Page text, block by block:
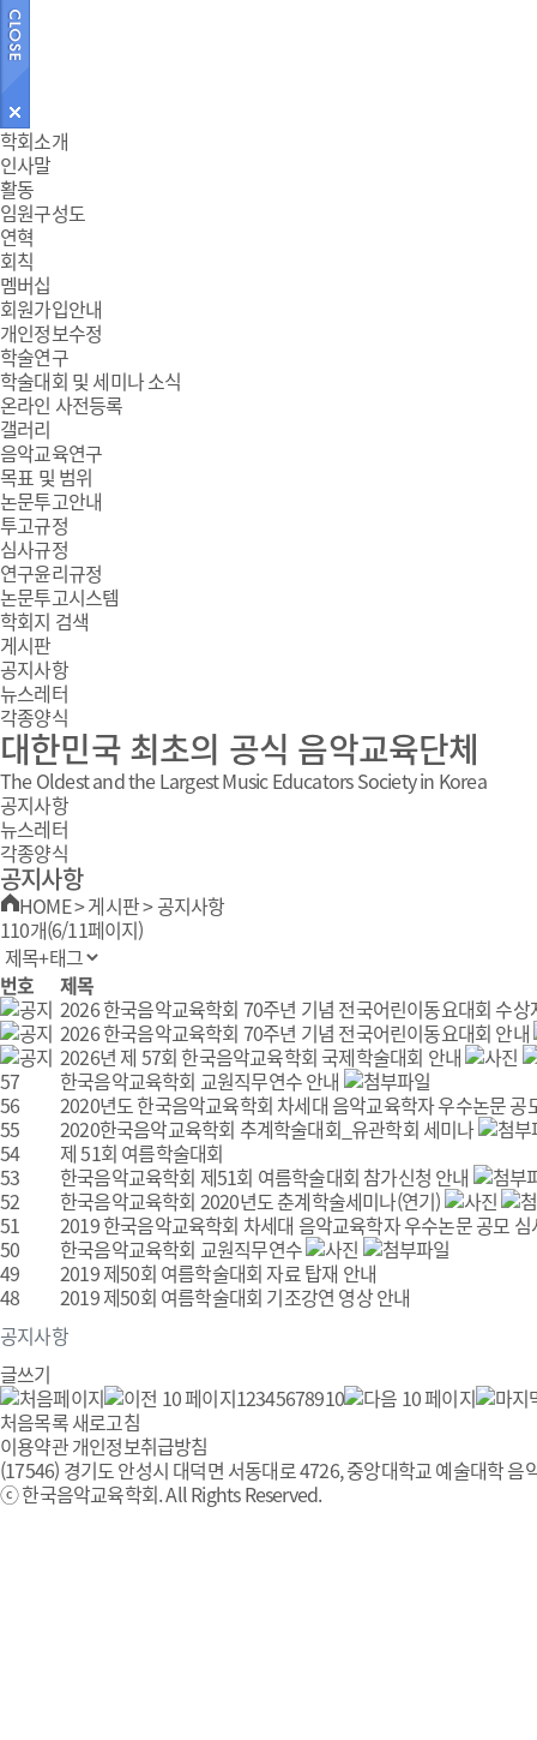
주
메
뉴
학회소개
인사말
활동
임원구성도
연혁
회칙
멤버십
회원가입안내
개인정보수정
학술연구
학술대회 및 세미나 소식
온라인 사전등록
갤러리
음악교육연구
목표 및 범위
논문투고안내
투고규정
심사규정
연구윤리규정
논문투고시스템
학회지 검색
게시판
공지사항
뉴스레터
각종양식
대한민국 최초의 공식 음악교육단체
The Oldest and the Largest Music Educators Society in Korea
공지사항
뉴스레터
각종양식
공지사항
HOME>게시판>공지사항
110개(6/11페이지)
공지사항
번호
제목
2026 한국음악교육학회 70주년 기념 전국어린이동요대회 수상
2026 한국음악교육학회 70주년 기념 전국어린이동요대회 안내
2026년 제 57회 한국음악교육학회 국제학술대회 안내
57
한국음악교육학회 교원직무연수 안내
56
2020년도 한국음악교육학회 차세대 음악교육학자 우수논문 공
55
2020한국음악교육학회 추계학술대회_유관학회 세미나
54
제 51회 여름학술대회
53
한국음악교육학회 제51회 여름학술대회 참가신청 안내
52
한국음악교육학회 2020년도 춘계학술세미나(연기)
51
2019 한국음악교육학회 차세대 음악교육학자 우수논문 공모 심
50
한국음악교육학회 교원직무연수
49
2019 제50회 여름학술대회 자료 탑재 안내
48
2019 제50회 여름학술대회 기조강연 영상 안내
글쓰기
12345678910
처음목록새로고침
이용약관개인정보취급방침
(17546) 경기도 안성시 대덕면 서동대로 4726, 중앙대학교 예술대학 음
ⓒ 한국음악교육학회. All Rights Reserved.